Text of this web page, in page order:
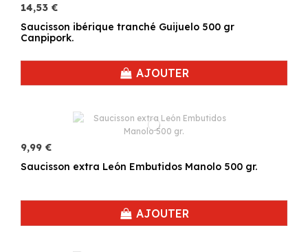
14,53 €
Saucisson ibérique tranché Guijuelo 500 gr
Canpipork.
AJOUTER
9,99 €
Saucisson extra León Embutidos Manolo 500 gr.
AJOUTER